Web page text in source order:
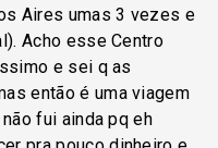
Aires umas 3 vezes e
Acho esse Centro
e sei q as
então é uma viagem
fui ainda pq eh